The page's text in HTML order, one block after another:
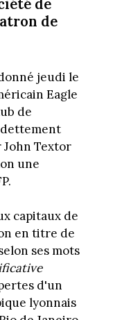
de
de
jeudi le
Eagle
de
Textor
une
capitaux de
en titre de
ses mots
d'un
lyonnais